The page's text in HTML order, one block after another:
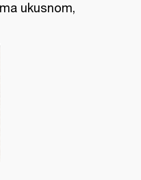
ukusnom,